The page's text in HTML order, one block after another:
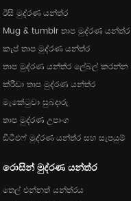
ඊසි මුද්රණ යන්ත්ර
Mug & tumblr තාප මුද්රණ යන්ත්ර
කැප් තාප මුද්රණ යන්ත්ර
තාප මුද්රණ යන්ත්ර ලේබල් කරන්න
ක්රීඩා තාප මුද්රණ යන්ත්ර
මැකේටුවා සුබදාරු
තාප මුද්රණ උපාංග
ඩීටීඑෆ් මුද්රණ යන්ත්ර සහ සැපයුම්
රොසින් මුද්රණ යන්ත්ර
තෙල් එන්නත් යන්ත්රය